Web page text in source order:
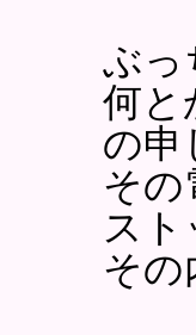
ぶっ
何と
の申
そ
ス
その